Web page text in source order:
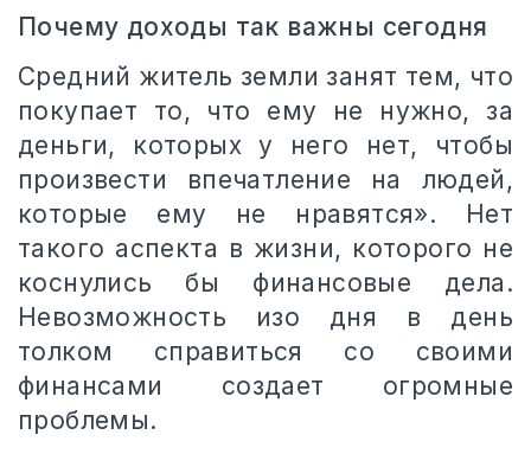
Почему доходы так важны сегодня
Средний житель земли занят тем, что
покупает то, что ему не нужно, за
деньги, которых у него нет, чтобы
произвести впечатление на людей,
которые ему не нравятся». Нет
такого аспекта в жизни, которого не
коснулись бы финансовые дела.
Невозможность изо дня в день
толком справиться со своими
финансами создает огромные
проблемы.